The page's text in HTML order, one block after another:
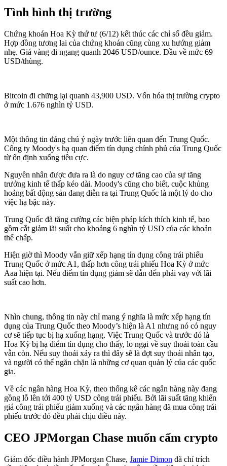
Tình hình thị trường
Chứng khoán Hoa Kỳ thứ tư (6/12) kết thúc các chỉ số đều giảm.
Hợp đồng tương lai của chứng khoán cũng cùng xu hướng giảm
nhẹ. Giá vàng đi ngang quanh 2046 USD/ounce. Dầu về mức 69
USD/thùng.
Bitcoin đi chững lại quanh 43,900 USD. Vốn hóa thị trường crypto
ở mức 1.676 nghìn tỷ USD.
Một thông tin đáng chú ý ngày trước liên quan đến Trung Quốc.
Công ty Moody's hạ quan điểm tín dụng chính phủ của Trung Quốc
từ ổn định xuống tiêu cực.
Nguyên nhân được đưa ra là do nguy cơ tăng cao của sự tăng
trưởng kinh tế thấp kéo dài. Moody's cũng cho biết, cuộc khủng
hoảng bất động sản đang diễn ra tại Trung Quốc là một lý do cho
việc hạ bậc này.
Trung Quốc đã tăng cường các biện pháp kích thích kinh tế, bao
gồm cắt giảm lãi suất cho khoảng 6 nghìn tỷ USD của các khoản
thế chấp.
Hiện giờ thì Moody vẫn giữ xếp hạng tín dụng công trái phiếu
Trung Quốc ở mức A1, thấp hơn công trái phiếu Hoa Kỳ ở mức
Aaa hiện tại. Nếu điểm tín dụng giảm sẽ dẫn đến phải vay với lãi
suất cao hơn.
Nhìn chung, thông tin này chỉ mang ý nghĩa là mức xếp hạng tín
dụng của Trung Quốc theo Moody’s hiện là A1 nhưng nó có nguy
cơ sẽ tiếp tục bị hạ xuống hạng. Việc Trung Quốc và trước đó là
Hoa Kỳ bị hạ điểm tín dụng cho thấy, lo ngại về suy thoái toàn cầu
vẫn còn. Nếu suy thoái xảy ra thì đây sẽ là đợt suy thoái nhân tạo,
và người có thể ngăn chặn là những cơ quan quản lý của các quốc
gia.
Về các ngân hàng Hoa Kỳ, theo thống kê các ngân hàng này đang
gồng lỗ lên tới 400 tỷ USD công trái phiếu. Bởi lãi suất tăng khiến
giá công trái phiếu giảm xuống và các ngân hàng đã mua công trái
phiếu trước đó đều phải chịu điều này.
CEO JPMorgan Chase muốn cấm crypto
Giám đốc điều hành JPMorgan Chase, Jamie Dimon đã chỉ trích